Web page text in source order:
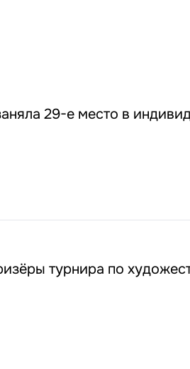
29-е место в
турнира по